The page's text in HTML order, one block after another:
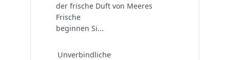
der frische Duft von Meeres
Frische
beginnen Si...
Unverbindliche